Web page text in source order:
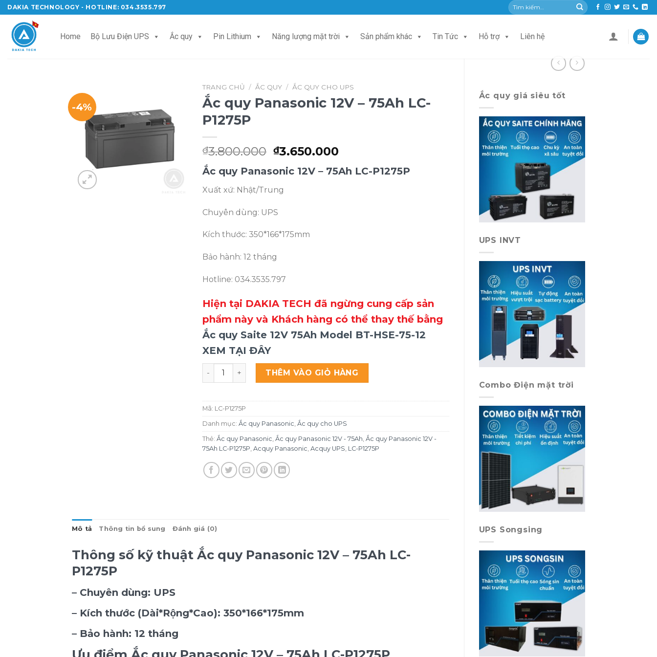
Skip
to
content
DAKIA TECHNOLOGY - HOTLINE: 034.3535.797
Tìm
kiếm:
Home Bộ Lưu Điện UPS Ắc quy Pin Lithium Năng lượng mặt trời Sản phẩm khác Tin Tức Hỗ trợ Liên hệ
Ắc quy giá siêu tốt
UPS INVT
Combo Điện mặt trời
UPS Songsing
-4%
TRANG CHỦ / ẮC QUY / ẮC QUY CHO UPS
Ắc quy Panasonic 12V – 75Ah LC-
P1275P
₫3.800.000 Giá
là:
₫3.800.000.
₫3.650.000
tại
Ắc quy Panasonic 12V – 75Ah LC-P1275P
Xuất xứ: Nhật/Trung
Chuyên dùng: UPS
Kích thước: 350*166*175mm
Bảo hành: 12 tháng
Hotline: 034.3535.797
Hiện tại DAKIA TECH đã ngừng cung cấp sản
phẩm này và Khách hàng có thể thay thế bằng
Ắc quy Saite 12V 75Ah Model BT-HSE-75-12
XEM TẠI ĐÂY
Ắc quy Panasonic 12V - 75Ah LC-P1275P số lượng
THÊM VÀO GIỎ HÀNG
Mã: LC-P1275P
Danh mục:Ắc quy Panasonic ,Ắc quy cho UPS
Thẻ:Ắc quy Panasonic ,Ắc quy Panasonic 12V - 75Ah ,Ắc quy Panasonic 12V -
75Ah LC-P1275P ,Acquy Panasonic ,Acquy UPS LC-P1275P
Mô tả Thông tin bổ sung Đánh giá (0)
Thông số kỹ thuật Ắc quy Panasonic 12V – 75Ah LC-
P1275P
– Chuyên dùng: UPS
– Kích thước (Dài*Rộng*Cao): 350*166*175mm
– Bảo hành: 12 tháng